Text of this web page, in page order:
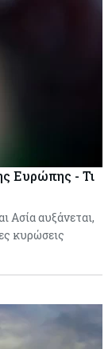
Ευρώπης - Τι
Ασία αυξάνεται,
κυρώσεις